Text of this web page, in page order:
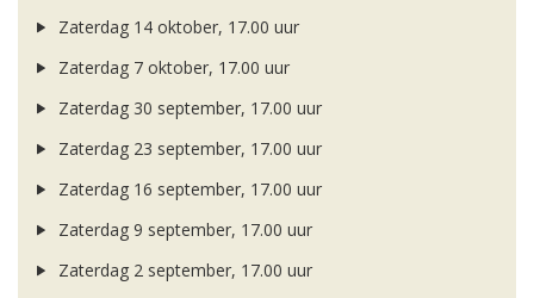
Zaterdag 14 oktober, 17.00 uur
Zaterdag 7 oktober, 17.00 uur
Zaterdag 30 september, 17.00 uur
Zaterdag 23 september, 17.00 uur
Zaterdag 16 september, 17.00 uur
Zaterdag 9 september, 17.00 uur
Zaterdag 2 september, 17.00 uur